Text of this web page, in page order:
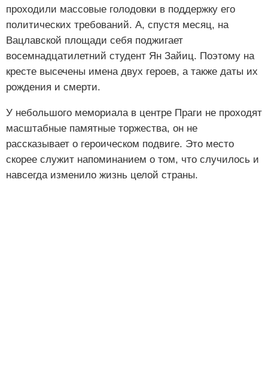
проходили массовые голодовки в поддержку его
политических требований. А, спустя месяц, на
Вацлавской площади себя поджигает
восемнадцатилетний студент Ян Зайиц. Поэтому на
кресте высечены имена двух героев, а также даты их
рождения и смерти.
У небольшого мемориала в центре Праги не проходят
масштабные памятные торжества, он не
рассказывает о героическом подвиге. Это место
скорее служит напоминанием о том, что случилось и
навсегда изменило жизнь целой страны.